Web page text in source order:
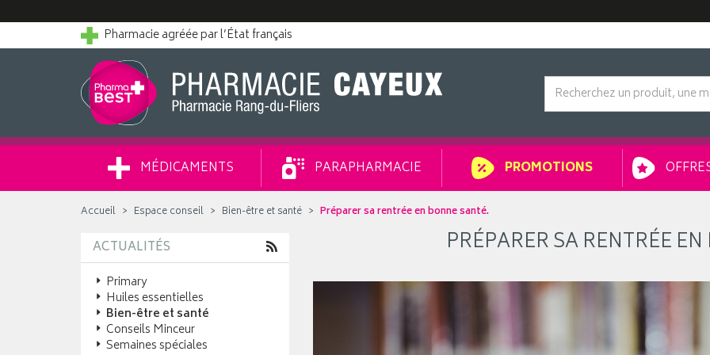
Pharmacie agréée par l’État français
MÉDICAMENTS PARAPHARMACIE PROMOTIONS
Accueil Espace conseil Bien-être et santé Préparer sa rentrée en bonne santé.
ACTUALITÉS
Primary
Huiles essentielles
Bien-être et santé
Conseils Minceur
Semaines spéciales
PRÉPARER SA RENTRÉE